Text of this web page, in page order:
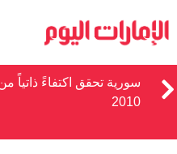
سورية تحقق اكتفاءً ذاتياً
2010